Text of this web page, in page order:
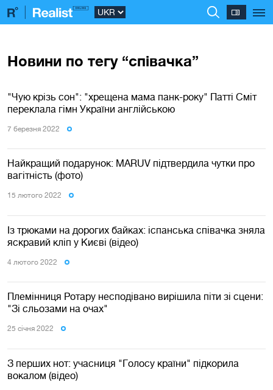
Новини по тегу “співачка”
"Чую крізь сон": "хрещена мама панк-року" Патті Сміт
переклала гімн України англійською
7 березня 2022
Найкращий подарунок: MARUV підтвердила чутки про
вагітність (фото)
15 лютого 2022
Із трюками на дорогих байках: іспанська співачка зняла
яскравий кліп у Києві (відео)
4 лютого 2022
Племінниця Ротару несподівано вирішила піти зі сцени:
"Зі сльозами на очах"
25 сiчня 2022
З перших нот: учасниця "Голосу країни" підкорила
вокалом (відео)